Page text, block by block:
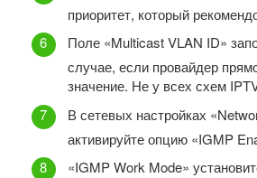
приоритет, который
Поле «Multicast VLAN ID»
случае, если провайдер
значение. Не у всех схем
В сетевых настройках
активируйте опцию «IGMP
«IGMP Work Mode»